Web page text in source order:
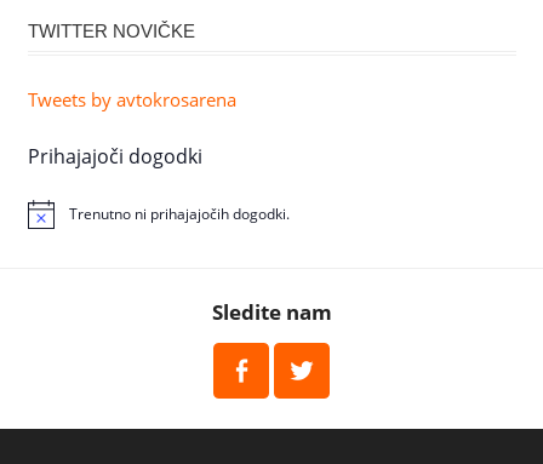
TWITTER NOVIČKE
Tweets by avtokrosarena
Prihajajoči dogodki
Trenutno ni prihajajočih dogodki.
Sledite nam